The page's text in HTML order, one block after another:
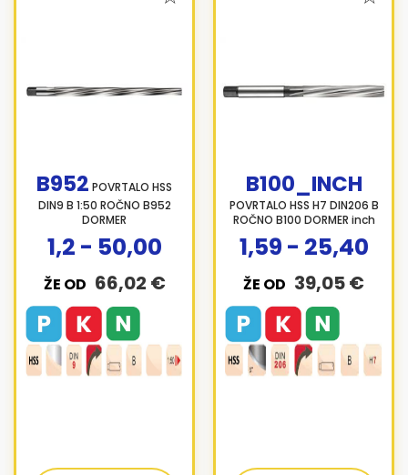
B952 POVRTALO HSS
DIN9 B 1:50 ROČNO B952
DORMER
ŽE OD 66,02 €
1,2 - 50,00
B100_INCH
POVRTALO HSS H7 DIN206 B
ROČNO B100 DORMER inch
ŽE OD 39,05 €
1,59 - 25,40